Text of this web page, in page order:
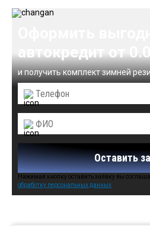
автокредит от
и получить комплект зимней
Оставить
Нажимая кнопку оставить заявку вы
обработку персональных данных